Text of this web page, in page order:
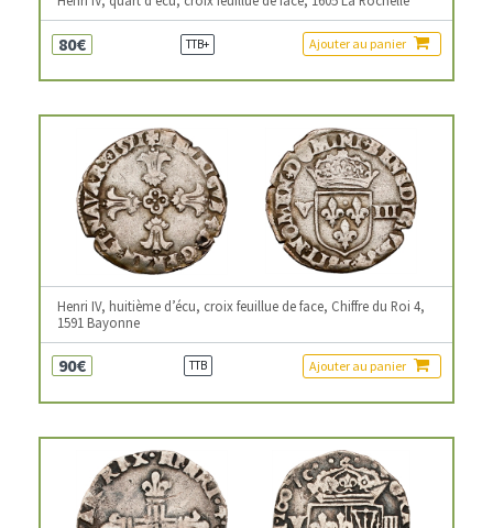
80€ TTB+ Ajouter au panier
Henri IV, huitième d’écu, croix feuillue de face, Chiffre du Roi 4,
1591 Bayonne
90€ TTB Ajouter au panier